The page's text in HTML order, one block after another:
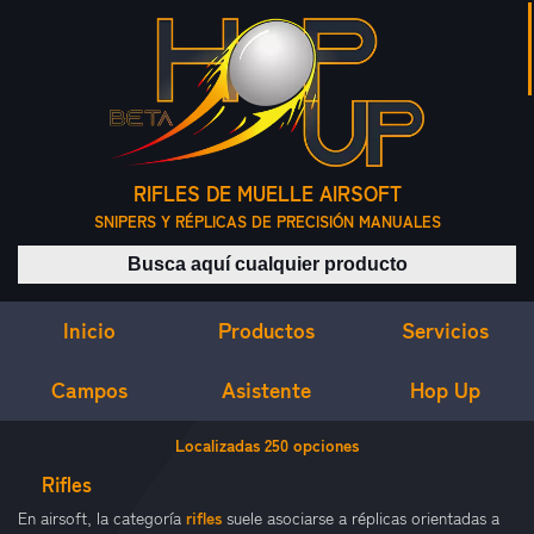
RIFLES DE MUELLE AIRSOFT
SNIPERS Y RÉPLICAS DE PRECISIÓN MANUALES
Buscar productos
Inicio Productos Servicios
Campos Asistente Hop Up
RIFLES DE MUELLE AIRSOFT
Localizadas 250 opciones
Rifles
En airsoft, la categoría rifles suele asociarse a réplicas orientadas a